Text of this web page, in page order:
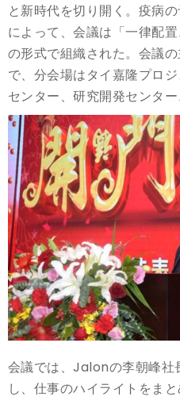
と新時代を切り開く。疫病
によって、会議は「一律配
の形式で組織された。会議
で、分会場はタイ嘉隆プロ
センター、研究開発センター
会議では、Jalonの李朝峰
し、仕事のハイライトをま